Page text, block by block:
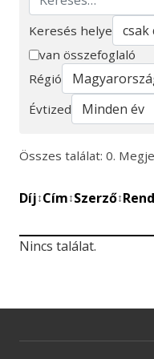
Keresés
Keresés helye
van összefoglaló
Régió
Évtized
Összes találat: 0.
Díj↕Cím↕Szerző↕
Nincs találat.